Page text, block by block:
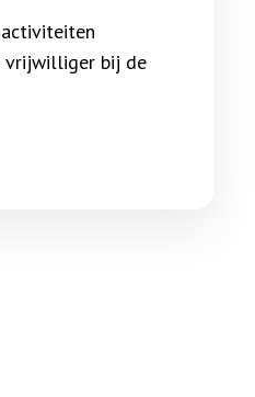
activiteiten
vrijwilliger bij de